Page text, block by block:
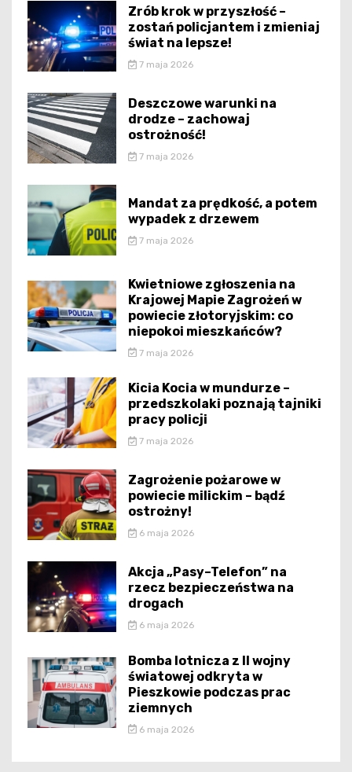
Zrób krok w przyszłość –
zostań policjantem i zmieniaj
świat na lepsze!
7 maja 2026
Deszczowe warunki na
drodze – zachowaj
ostrożność!
7 maja 2026
Mandat za prędkość, a potem
wypadek z drzewem
7 maja 2026
Kwietniowe zgłoszenia na
Krajowej Mapie Zagrożeń w
powiecie złotoryjskim: co
niepokoi mieszkańców?
7 maja 2026
Kicia Kocia w mundurze –
przedszkolaki poznają tajniki
pracy policji
7 maja 2026
Zagrożenie pożarowe w
powiecie milickim – bądź
ostrożny!
6 maja 2026
Akcja „Pasy–Telefon” na
rzecz bezpieczeństwa na
drogach
6 maja 2026
Bomba lotnicza z II wojny
światowej odkryta w
Pieszkowie podczas prac
ziemnych
6 maja 2026